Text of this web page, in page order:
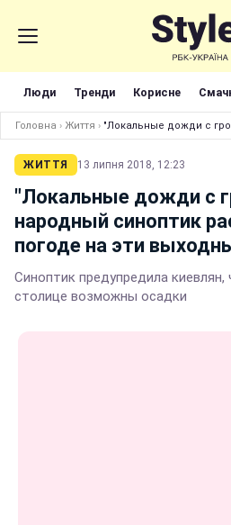
Люди Тренди Корисне
Головна › Життя › "Локальные дожди с
ЖИТТЯ 13 липня 2018, 12:23
"Локальные дожди с
народный синоптик
погоде на эти
Синоптик предупредила
столице возможны осадки